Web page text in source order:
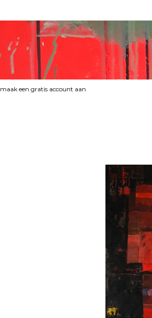
maak een gratis account aan.